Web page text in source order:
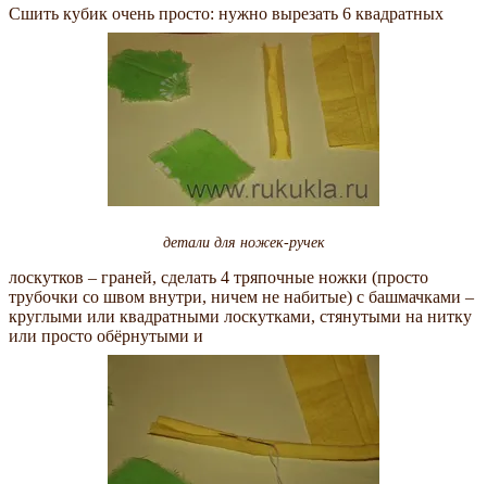
Сшить кубик очень просто: нужно вырезать 6 квадратных
детали для ножек-ручек
лоскутков – граней, сделать 4 тряпочные ножки (просто
трубочки со швом внутри, ничем не набитые) с башмачками –
круглыми или квадратными лоскутками, стянутыми на нитку
или просто обёрнутыми и